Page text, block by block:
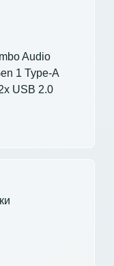
Audio
1 Type-A
USB 2.0